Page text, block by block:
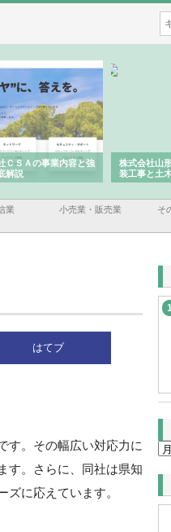
ＣＳＡの事業内容と強
解説
株式会社山
装工事と土
業 小売業・販売業 そ
はてブ
す。その幅広い対応力に
す。さらに、同社は県知
に応えています。